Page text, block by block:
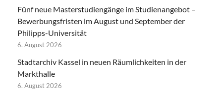
Fünf neue Masterstudiengänge im Studienangebot –
Bewerbungsfristen im August und September der
Philipps-Universität
6. August 2026
Stadtarchiv Kassel in neuen Räumlichkeiten in der
Markthalle
6. August 2026